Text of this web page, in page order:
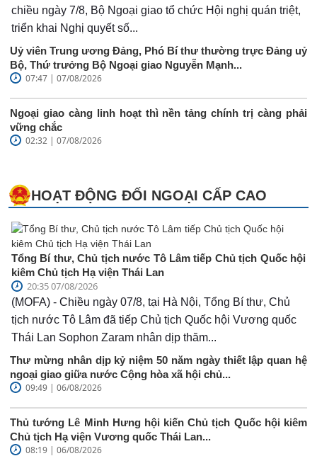
chiều ngày 7/8, Bộ Ngoại giao tổ chức Hội nghị quán triệt,
triển khai Nghị quyết số...
Uỷ viên Trung ương Đảng, Phó Bí thư thường trực Đảng uỷ
Bộ, Thứ trưởng Bộ Ngoại giao Nguyễn Mạnh...
07:47 | 07/08/2026
Ngoại giao càng linh hoạt thì nền tảng chính trị càng phải
vững chắc
02:32 | 07/08/2026
HOẠT ĐỘNG ĐỐI NGOẠI CẤP CAO
Tổng Bí thư, Chủ tịch nước Tô Lâm tiếp Chủ tịch Quốc hội
kiêm Chủ tịch Hạ viện Thái Lan
20:35 07/08/2026
(MOFA) - Chiều ngày 07/8, tại Hà Nội, Tổng Bí thư, Chủ
tịch nước Tô Lâm đã tiếp Chủ tịch Quốc hội Vương quốc
Thái Lan Sophon Zaram nhân dịp thăm...
Thư mừng nhân dịp kỷ niệm 50 năm ngày thiết lập quan hệ
ngoại giao giữa nước Cộng hòa xã hội chủ...
09:49 | 06/08/2026
Thủ tướng Lê Minh Hưng hội kiến Chủ tịch Quốc hội kiêm
Chủ tịch Hạ viện Vương quốc Thái Lan...
08:19 | 06/08/2026